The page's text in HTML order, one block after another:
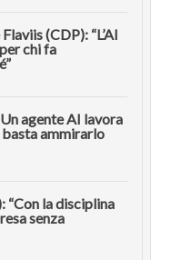
(CDP): “L’AI
chi fa
agente AI lavora
basta ammirarlo
la disciplina
senza